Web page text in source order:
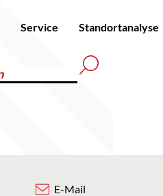
Service Standortanalyse
E-Mail